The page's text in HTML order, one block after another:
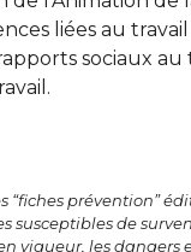
liées au
sociaux
“fiches prévention”
susceptibles de
vigueur, les dangers